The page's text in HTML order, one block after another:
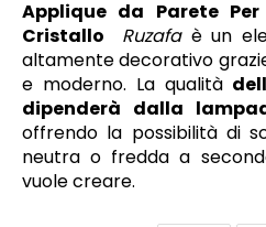
Applique da Parete
Cristallo Ruzafaè un
altamente decorativo
e moderno. La qualità
dipenderà dalla
offrendo la possibilità di
neutra o fredda a
vuole creare.